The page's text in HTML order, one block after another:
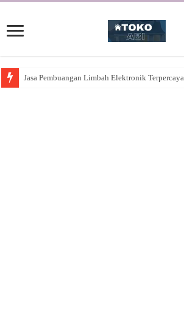
Jasa Pembuangan Limbah Elektronik